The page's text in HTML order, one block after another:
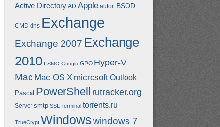
Active Directory AD Apple autoit BSOD
CMD dns Exchange
Exchange 2007 Exchange
2010 FSMO Google GPO Hyper-V
Mac Mac OS X microsoftOutlook
Pascal PowerShell rutracker.org
Server smtp SSL Terminal torrents.ru
TrueCrypt Windowswindows 7